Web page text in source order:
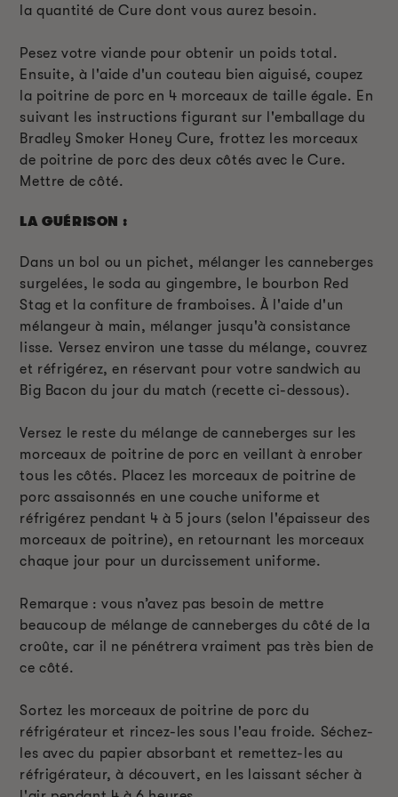
la quantité de Cure dont vous aurez besoin.
Pesez votre viande pour obtenir un poids total.
Ensuite, à l'aide d'un couteau bien aiguisé, coupez
la poitrine de porc en 4 morceaux de taille égale. En
suivant les instructions figurant sur l'emballage du
Bradley Smoker Honey Cure, frottez les morceaux
de poitrine de porc des deux côtés avec le Cure.
Mettre de côté.
LA GUÉRISON :
Dans un bol ou un pichet, mélanger les canneberges
surgelées, le soda au gingembre, le bourbon Red
Stag et la confiture de framboises. À l'aide d'un
mélangeur à main, mélanger jusqu'à consistance
lisse. Versez environ une tasse du mélange, couvrez
et réfrigérez, en réservant pour votre sandwich au
Big Bacon du jour du match (recette ci-dessous).
Versez le reste du mélange de canneberges sur les
morceaux de poitrine de porc en veillant à enrober
tous les côtés. Placez les morceaux de poitrine de
porc assaisonnés en une couche uniforme et
réfrigérez pendant 4 à 5 jours (selon l'épaisseur des
morceaux de poitrine), en retournant les morceaux
chaque jour pour un durcissement uniforme.
Remarque : vous n’avez pas besoin de mettre
beaucoup de mélange de canneberges du côté de la
croûte, car il ne pénétrera vraiment pas très bien de
ce côté.
Sortez les morceaux de poitrine de porc du
réfrigérateur et rincez-les sous l'eau froide. Séchez-
les avec du papier absorbant et remettez-les au
réfrigérateur, à découvert, en les laissant sécher à